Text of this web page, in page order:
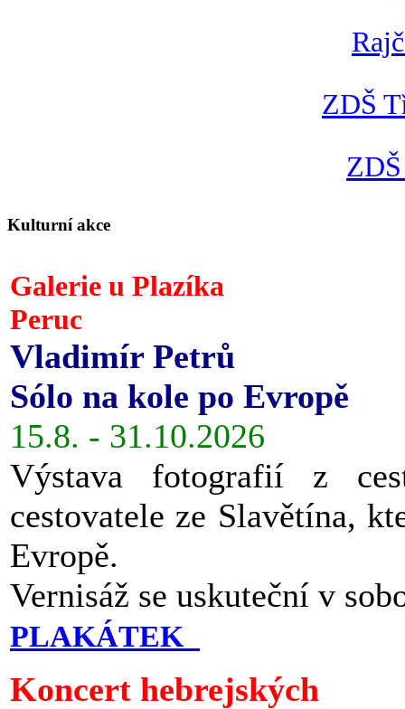
ZDŠ
Kulturní akce
Galerie u Plazíka
Peruc
Vladimír Petrů
Sólo na kole po Evropě
15.8. - 31.10.2026
Výstava fotografií z
cestovatele ze Slavětína,
Evropě.
Vernisáž se uskuteční v
PLAKÁTEK
Koncert hebrejských